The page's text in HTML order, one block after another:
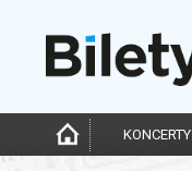
KONCERTY